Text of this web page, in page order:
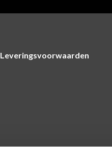
Leveringsvoorwaarden